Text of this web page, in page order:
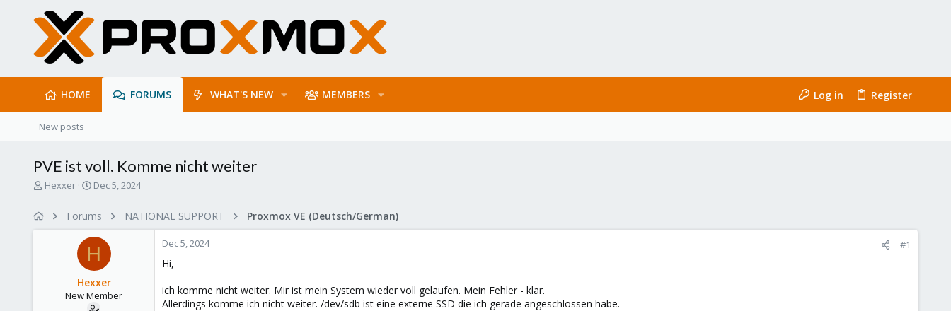
HOME FORUMS WHAT'S NEW MEMBERS Log in Register
New posts
PVE ist voll. Komme nicht weiter
T
Hexxer
S
r
t
d
a
t
e
Dec 5, 2024
Forums NATIONAL SUPPORT Proxmox VE (Deutsch/German)
H
Hexxer
New Member
Dec 5, 2024 #1
Hi,
ich komme nicht weiter. Mir ist mein System wieder voll gelaufen. Mein Fehler - klar.
Allerdings komme ich nicht weiter. /dev/sdb ist eine externe SSD die ich gerade angeschlossen habe.